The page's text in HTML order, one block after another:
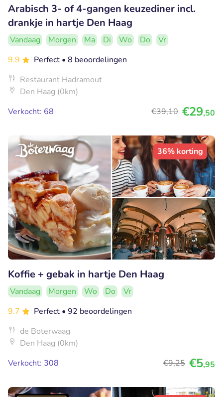
Arabisch 3- of 4-gangen keuzediner incl.
drankje in hartje Den Haag
Vandaag Morgen Ma Di Wo Do
Vr
9.9
Perfect • 8 beoordelingen
Restaurant Hadramout
Den Haag (0km)
Verkocht: 68
€39,10 €29,50
36% korting
Koffie + gebak in hartje Den Haag
Vandaag Morgen Wo Do
Vr
9.7
Perfect • 92 beoordelingen
de Boterwaag
Den Haag (0km)
Verkocht: 308
€9,25 €5,95